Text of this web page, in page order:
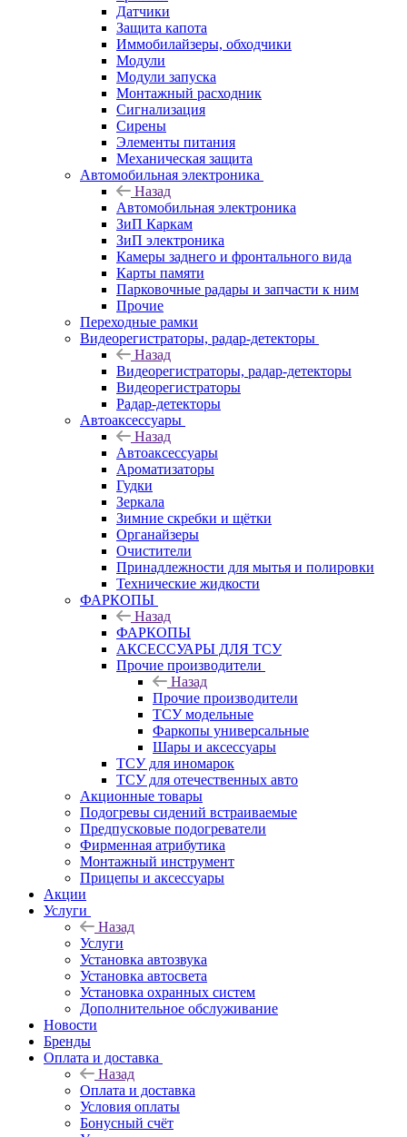
Датчики
Защита капота
Иммобилайзеры, обходчики
Модули
Модули запуска
Монтажный расходник
Сигнализация
Сирены
Элементы питания
Механическая защита
Автомобильная электроника
Назад
Автомобильная электроника
ЗиП Каркам
ЗиП электроника
Камеры заднего и фронтального вида
Карты памяти
Парковочные радары и запчасти к ним
Прочие
Переходные рамки
Видеорегистраторы, радар-детекторы
Назад
Видеорегистраторы, радар-детекторы
Видеорегистраторы
Радар-детекторы
Автоаксессуары
Назад
Автоаксессуары
Ароматизаторы
Гудки
Зеркала
Зимние скребки и щётки
Органайзеры
Очистители
Принадлежности для мытья и полировки
Технические жидкости
ФАРКОПЫ
Назад
ФАРКОПЫ
АКСЕССУАРЫ ДЛЯ ТСУ
Прочие производители
Назад
Прочие производители
ТСУ модельные
Фаркопы универсальные
Шары и аксессуары
ТСУ для иномарок
ТСУ для отечественных авто
Акционные товары
Подогревы сидений встраиваемые
Предпусковые подогреватели
Фирменная атрибутика
Монтажный инструмент
Прицепы и аксессуары
Акции
Услуги
Назад
Услуги
Установка автозвука
Установка автосвета
Установка охранных систем
Дополнительное обслуживание
Новости
Бренды
Оплата и доставка
Назад
Оплата и доставка
Условия оплаты
Бонусный счёт